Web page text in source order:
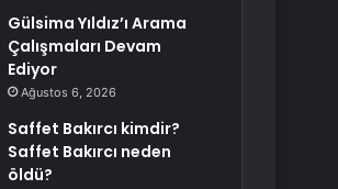
Gülsima Yıldız’ı Arama
Çalışmaları Devam
Ediyor
Ağustos 6, 2026
Saffet Bakırcı kimdir?
Saffet Bakırcı neden
öldü?